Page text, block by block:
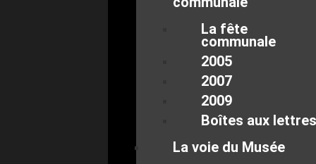
La fête
communale
2005
2007
2009
Boîtes aux lettres
La voie du Musée